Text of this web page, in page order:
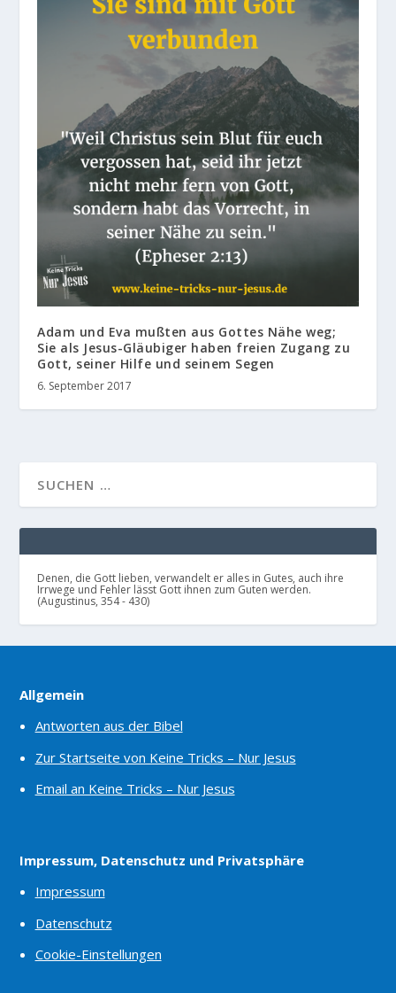
Adam und Eva mußten aus Gottes Nähe weg;
Sie als Jesus-Gläubiger haben freien Zugang zu
Gott, seiner Hilfe und seinem Segen
6. September 2017
Denen, die Gott lieben, verwandelt er alles in Gutes, auch ihre
Irrwege und Fehler lässt Gott ihnen zum Guten werden.
(Augustinus, 354 - 430)
Allgemein
Antworten aus der Bibel
Zur Startseite von Keine Tricks – Nur Jesus
Email an Keine Tricks – Nur Jesus
Impressum, Datenschutz und Privatsphäre
Impressum
Datenschutz
Cookie-Einstellungen